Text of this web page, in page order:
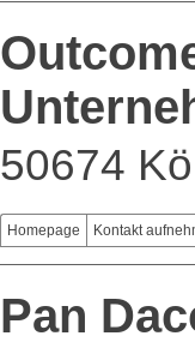
50674
Homepage Kontakt
Pan